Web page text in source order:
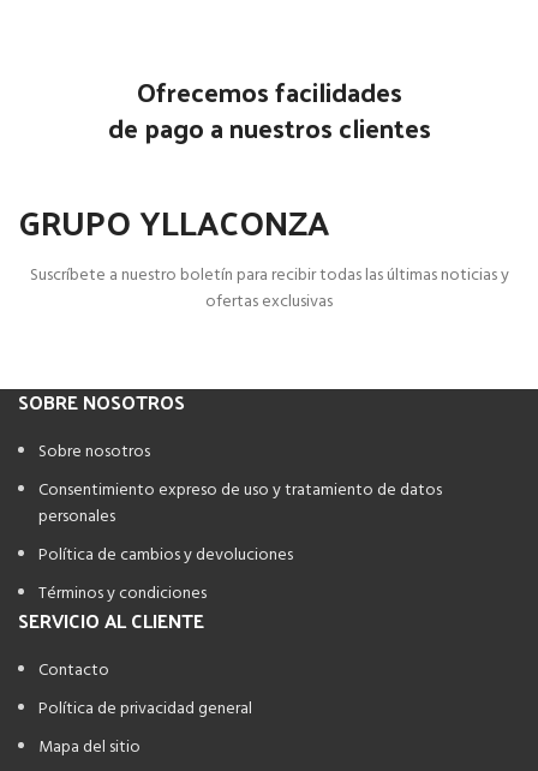
Ofrecemos facilidades
de pago a nuestros clientes
GRUPO YLLACONZA
Suscríbete a nuestro boletín para recibir todas las últimas noticias y
ofertas exclusivas
SOBRE NOSOTROS
Sobre nosotros
Consentimiento expreso de uso y tratamiento de datos
personales
Política de cambios y devoluciones
Términos y condiciones
SERVICIO AL CLIENTE
Contacto
Política de privacidad general
Mapa del sitio